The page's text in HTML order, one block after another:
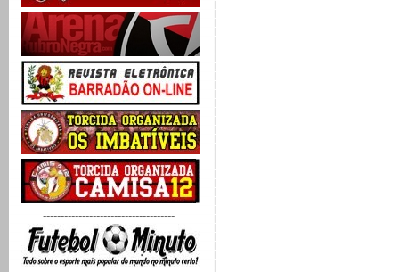
-------------------------------------